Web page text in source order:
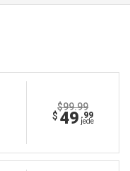
$99.99
$49 .99
jede